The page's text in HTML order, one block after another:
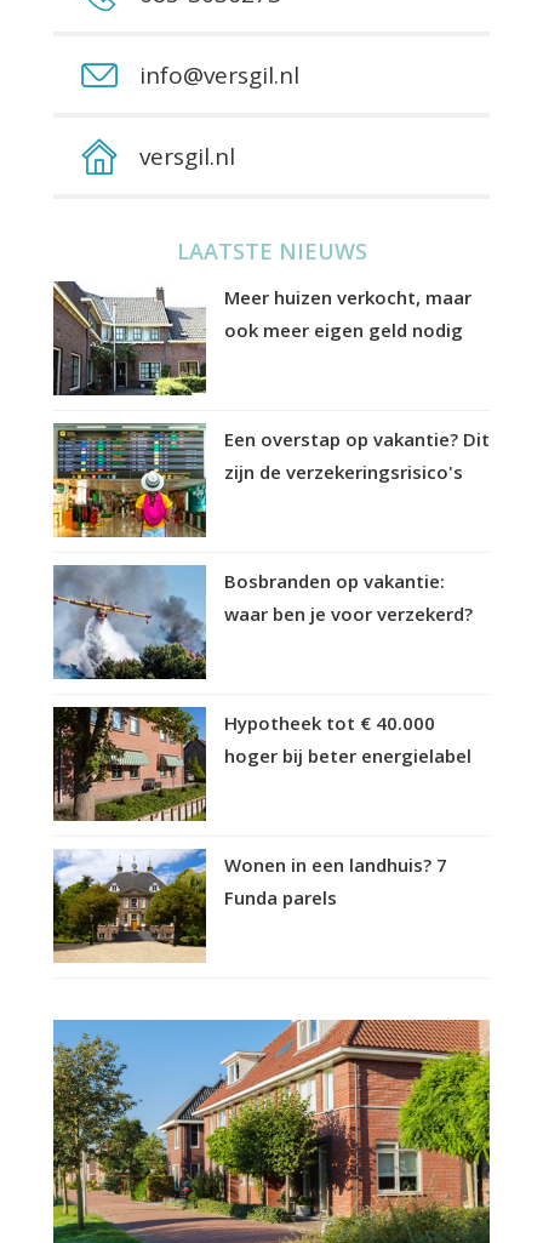
info@versgil.nl
versgil.nl
LAATSTE NIEUWS
Meer huizen verkocht, maar
ook meer eigen geld nodig
Een overstap op vakantie? Dit
zijn de verzekeringsrisico's
Bosbranden op vakantie:
waar ben je voor verzekerd?
Hypotheek tot € 40.000
hoger bij beter energielabel
Wonen in een landhuis? 7
Funda parels